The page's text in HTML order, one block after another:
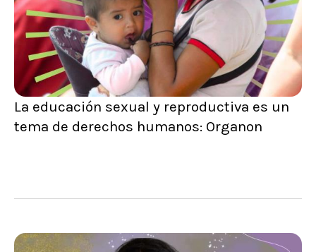
La educación sexual y reproductiva es un
tema de derechos humanos: Organon